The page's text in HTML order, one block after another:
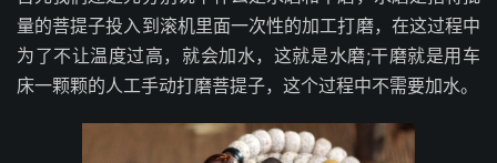
量的菩提子投入到滚机里面一次性的加工打磨，在这过程中
为了不让温度过高，就会加水，这就是水磨;干磨就是用车
床一颗颗的人工手动打磨菩提子，这个过程中不需要加水。